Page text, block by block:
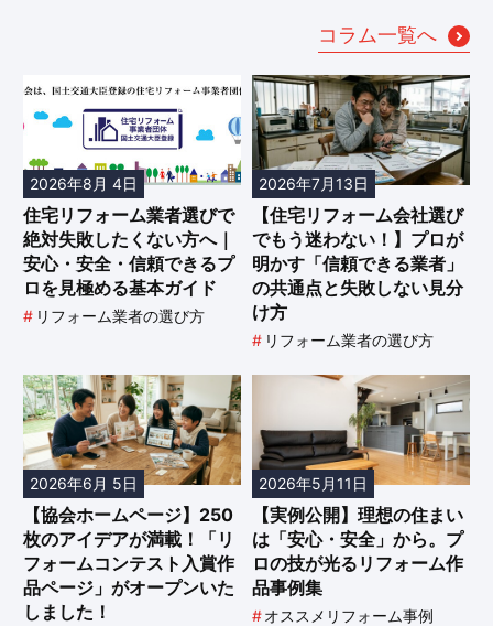
コラム一覧へ
2026年8月 4日
住宅リフォーム業者選びで
絶対失敗したくない方へ｜
安心・安全・信頼できるプ
ロを見極める基本ガイド
# リフォーム業者の選び方
2026年7月13日
【住宅リフォーム会社選び
でもう迷わない！】プロが
明かす「信頼できる業者」
の共通点と失敗しない見分
け方
# リフォーム業者の選び方
2026年6月 5日
【協会ホームページ】250
枚のアイデアが満載！「リ
フォームコンテスト入賞作
品ページ」がオープンいた
しました！
2026年5月11日
【実例公開】理想の住まい
は「安心・安全」から。プ
ロの技が光るリフォーム作
品事例集
#オススメリフォーム事例